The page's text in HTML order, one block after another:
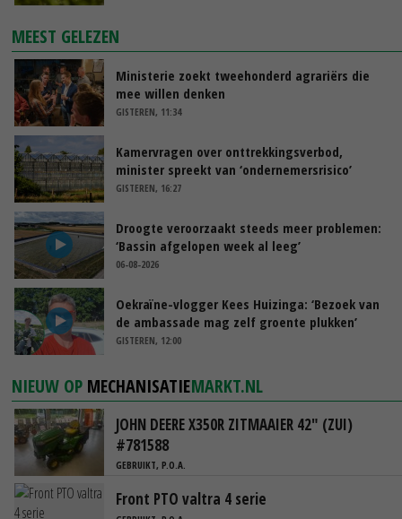
MEEST GELEZEN
Ministerie zoekt tweehonderd agrariërs die
mee willen denken
GISTEREN, 11:34
Kamervragen over onttrekkingsverbod,
minister spreekt van ‘ondernemersrisico’
GISTEREN, 16:27
Droogte veroorzaakt steeds meer problemen:
‘Bassin afgelopen week al leeg’
06-08-2026
Oekraïne-vlogger Kees Huizinga: ‘Bezoek van
de ambassade mag zelf groente plukken’
GISTEREN, 12:00
NIEUW OP MECHANISATIEMARKT.NL
JOHN DEERE X350R ZITMAAIER 42" (ZUI)
#781588
GEBRUIKT, P.O.A.
Front PTO valtra 4 serie